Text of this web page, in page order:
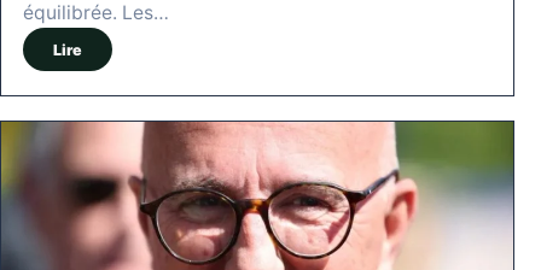
équilibrée. Les…
Lire